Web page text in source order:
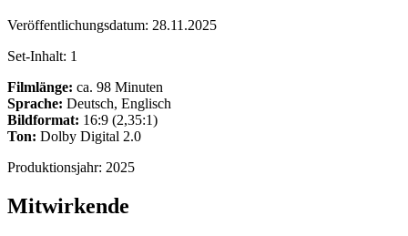
Veröffentlichungsdatum: 28.11.2025
Set-Inhalt: 1
Filmlänge: ca. 98 Minuten
Sprache: Deutsch, Englisch
Bildformat: 16:9 (2,35:1)
Ton: Dolby Digital 2.0
Produktionsjahr: 2025
Mitwirkende